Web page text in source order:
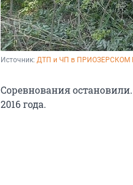
Источник: ДТП и ЧП в ПРИОЗЕРСКОМ
Соревнования
2016 года.